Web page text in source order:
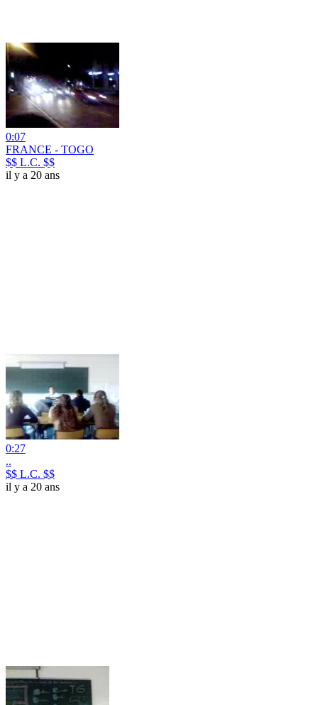
0:07
FRANCE - TOGO
$$ L.C. $$
il y a 20 ans
0:27
..
$$ L.C. $$
il y a 20 ans